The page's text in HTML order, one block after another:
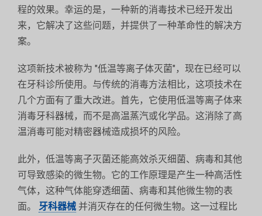
程的效果。幸运的是，一种新的消毒技术已经开发出
来，它解决了这些问题，并提供了一种革命性的解决方
案。
这项新技术被称为 "低温等离子体灭菌"，现在已经可以
在牙科诊所使用。与传统的消毒方法相比，这项技术在
几个方面有了重大改进。首先，它使用低温等离子体来
消毒牙科器械，而不是高温蒸汽或化学品。这消除了高
温消毒可能对精密器械造成损坏的风险。
此外，低温等离子灭菌还能高效杀灭细菌、病毒和其他
可导致感染的微生物。它的工作原理是产生一种高活性
气体，这种气体能穿透细菌、病毒和其他微生物的表
面。 牙科器械 并消灭存在的任何微生物。这一过程比